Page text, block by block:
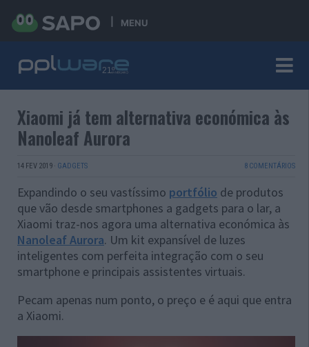
MENU
Xiaomi já tem alternativa económica às
Nanoleaf Aurora
14 FEV 2019 · GADGETS 8 COMENTÁRIOS
Expandindo o seu vastíssimo portfólio de produtos
que vão desde smartphones a gadgets para o lar, a
Xiaomi traz-nos agora uma alternativa económica às
Nanoleaf Aurora. Um kit expansível de luzes
inteligentes com perfeita integração com o seu
smartphone e principais assistentes virtuais.
Pecam apenas num ponto, o preço e é aqui que entra
a Xiaomi.